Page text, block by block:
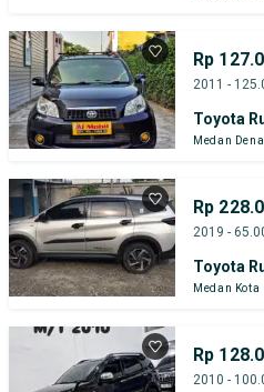
Rp
2011 -
Toyota
Medan
Rp
2019 -
Toyota
Medan Kota
Rp
2010 -